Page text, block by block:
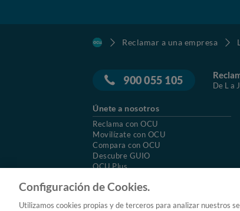
Reclamar a una empresa
900 055 105 De L a
Únete a nosotros
Reclama con OCU
Movilízate con OCU
Compara con OCU
Descubre GUIO
OCU Plus
Aviso Legal
Política de cookies
Configuración de Cookies.
Utilizamos cookies propias y de terceros para analizar nuestros